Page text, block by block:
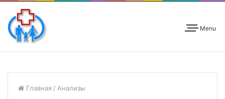
Menu
Главная / Анализы